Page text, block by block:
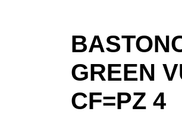
GREEN
CF=PZ 4